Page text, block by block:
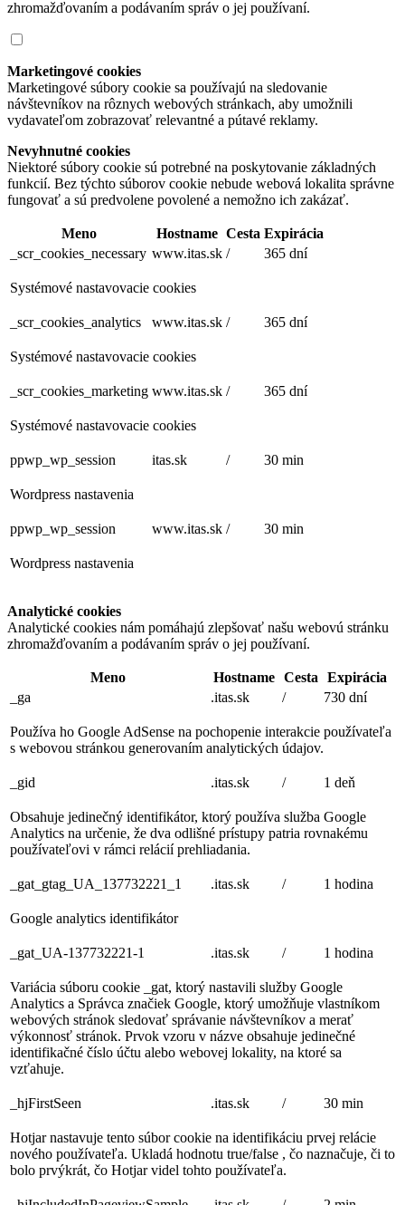
zhromažďovaním a podávaním správ o jej používaní.
Marketingové cookies
Marketingové súbory cookie sa používajú na sledovanie
návštevníkov na rôznych webových stránkach, aby umožnili
vydavateľom zobrazovať relevantné a pútavé reklamy.
Nevyhnutné cookies
Niektoré súbory cookie sú potrebné na poskytovanie základných
funkcií. Bez týchto súborov cookie nebude webová lokalita správne
fungovať a sú predvolene povolené a nemožno ich zakázať.
Meno Hostname Cesta Expirácia
_scr_cookies_necessary www.itas.sk / 365 dní
Systémové nastavovacie cookies
_scr_cookies_analytics www.itas.sk / 365 dní
Systémové nastavovacie cookies
_scr_cookies_marketing www.itas.sk / 365 dní
Systémové nastavovacie cookies
ppwp_wp_session itas.sk / 30 min
Wordpress nastavenia
ppwp_wp_session www.itas.sk / 30 min
Wordpress nastavenia
Analytické cookies
Analytické cookies nám pomáhajú zlepšovať našu webovú stránku
zhromažďovaním a podávaním správ o jej používaní.
Meno Hostname Cesta
Expirácia
_ga
.itas.sk / 730 dní
Používa ho Google AdSense na pochopenie interakcie používateľa
s webovou stránkou generovaním analytických údajov.
_gid .itas.sk / 1 deň
Obsahuje jedinečný identifikátor, ktorý používa služba Google
Analytics na určenie, že dva odlišné prístupy patria rovnakému
používateľovi v rámci relácií prehliadania.
_gat_gtag_UA_137732221_1 .itas.sk / 1 hodina
Google analytics identifikátor
_gat_UA-137732221-1 .itas.sk / 1 hodina
Variácia súboru cookie _gat, ktorý nastavili služby Google
Analytics a Správca značiek Google, ktorý umožňuje vlastníkom
webových stránok sledovať správanie návštevníkov a merať
výkonnosť stránok. Prvok vzoru v názve obsahuje jedinečné
identifikačné číslo účtu alebo webovej lokality, na ktoré sa
vzťahuje.
_hjFirstSeen .itas.sk / 30 min
Hotjar nastavuje tento súbor cookie na identifikáciu prvej relácie
nového používateľa. Ukladá hodnotu true/false , čo naznačuje, či to
bolo prvýkrát, čo Hotjar videl tohto používateľa.